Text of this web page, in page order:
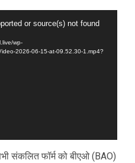
or source(s) not found
wp-
2026-06-15-at-09.52.30-1.mp4?
संकलित फॉर्म को बीएओ (BAO)